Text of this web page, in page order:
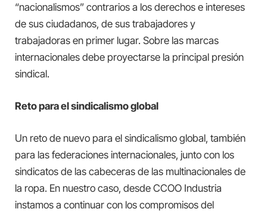
“nacionalismos” contrarios a los derechos e intereses
de sus ciudadanos, de sus trabajadores y
trabajadoras en primer lugar. Sobre las marcas
internacionales debe proyectarse la principal presión
sindical.
Reto para el sindicalismo global
Un reto de nuevo para el sindicalismo global, también
para las federaciones internacionales, junto con los
sindicatos de las cabeceras de las multinacionales de
la ropa. En nuestro caso, desde CCOO Industria
instamos a continuar con los compromisos del